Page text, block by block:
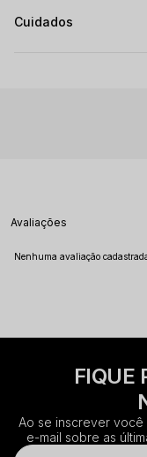
Cuidados
Avaliações
Nenhuma avaliação
FIQUE
Ao se inscrever
e-mail sobre as